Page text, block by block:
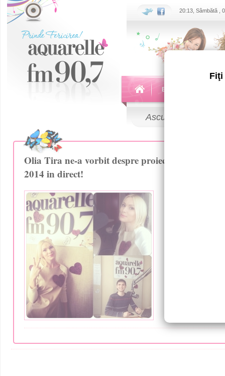
Fiţi
20:13, Sâmbătă ,
Echipa
Ascultă
Olia Tira ne-a vorbit despre proiectul ei Flux
2014 in direct!